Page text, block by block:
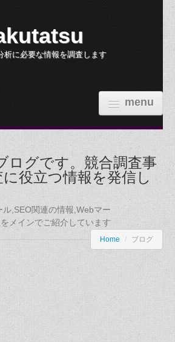
析に必要な情報を調査します
menu
ログです。競合調査事
役立つ情報を発信し
,SEO関連の情報,Webマー
メインでご紹介しています
Home / ブログ